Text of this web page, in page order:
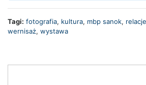
Tagi: fotografia, kultura, mbp sanok, relacje
wernisaż, wystawa